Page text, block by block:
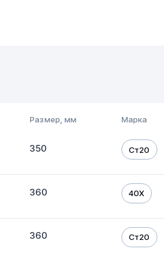
Размер, мм Марка
350 Ст20
360 40Х
360 Ст20